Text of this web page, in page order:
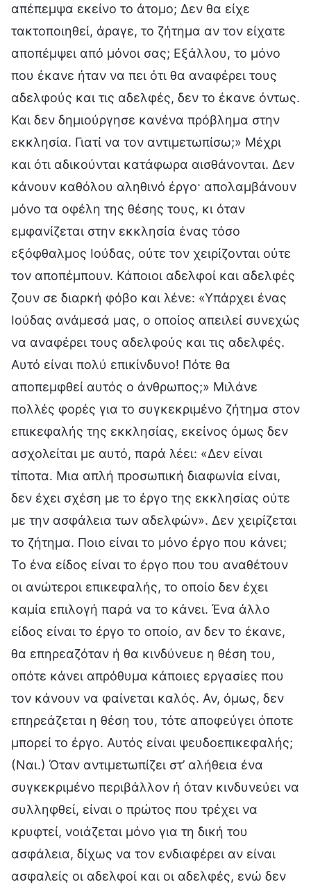
απέπεμψα εκείνο το άτομο; Δεν θα είχε
τακτοποιηθεί, άραγε, το ζήτημα αν τον είχατε
αποπέμψει από μόνοι σας; Εξάλλου, το μόνο
που έκανε ήταν να πει ότι θα αναφέρει τους
αδελφούς και τις αδελφές, δεν το έκανε όντως.
Και δεν δημιούργησε κανένα πρόβλημα στην
εκκλησία. Γιατί να τον αντιμετωπίσω;» Μέχρι
και ότι αδικούνται κατάφωρα αισθάνονται. Δεν
κάνουν καθόλου αληθινό έργο· απολαμβάνουν
μόνο τα οφέλη της θέσης τους, κι όταν
εμφανίζεται στην εκκλησία ένας τόσο
εξόφθαλμος Ιούδας, ούτε τον χειρίζονται ούτε
τον αποπέμπουν. Κάποιοι αδελφοί και αδελφές
ζουν σε διαρκή φόβο και λένε: «Υπάρχει ένας
Ιούδας ανάμεσά μας, ο οποίος απειλεί συνεχώς
να αναφέρει τους αδελφούς και τις αδελφές.
Αυτό είναι πολύ επικίνδυνο! Πότε θα
αποπεμφθεί αυτός ο άνθρωπος;» Μιλάνε
πολλές φορές για το συγκεκριμένο ζήτημα στον
επικεφαλής της εκκλησίας, εκείνος όμως δεν
ασχολείται με αυτό, παρά λέει: «Δεν είναι
τίποτα. Μια απλή προσωπική διαφωνία είναι,
δεν έχει σχέση με το έργο της εκκλησίας ούτε
με την ασφάλεια των αδελφών». Δεν χειρίζεται
το ζήτημα. Ποιο είναι το μόνο έργο που κάνει;
Το ένα είδος είναι το έργο που του αναθέτουν
οι ανώτεροι επικεφαλής, το οποίο δεν έχει
καμία επιλογή παρά να το κάνει. Ένα άλλο
είδος είναι το έργο το οποίο, αν δεν το έκανε,
θα επηρεαζόταν ή θα κινδύνευε η θέση του,
οπότε κάνει απρόθυμα κάποιες εργασίες που
τον κάνουν να φαίνεται καλός. Αν, όμως, δεν
επηρεάζεται η θέση του, τότε αποφεύγει όποτε
μπορεί το έργο. Αυτός είναι ψευδοεπικεφαλής;
(Ναι.) Όταν αντιμετωπίζει στ’ αλήθεια ένα
συγκεκριμένο περιβάλλον ή όταν κινδυνεύει να
συλληφθεί, είναι ο πρώτος που τρέχει να
κρυφτεί, νοιάζεται μόνο για τη δική του
ασφάλεια, δίχως να τον ενδιαφέρει αν είναι
ασφαλείς οι αδελφοί και οι αδελφές, ενώ δεν